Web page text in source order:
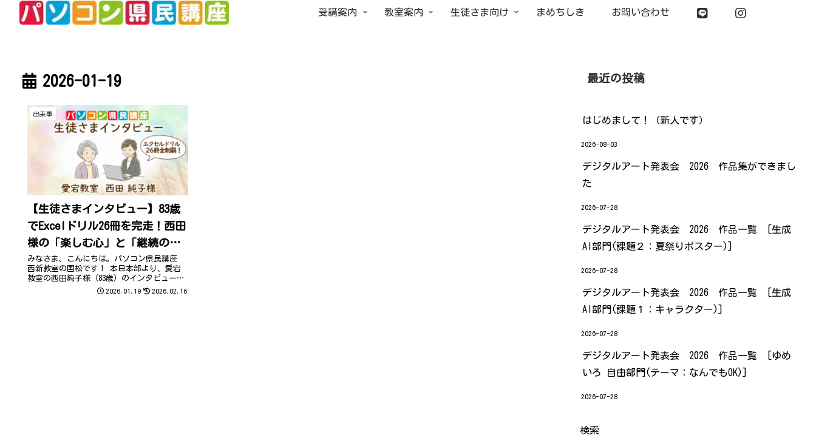
受講案内 教室案内 生徒さま向け まめちしき お問い合わせ
2026-01-19
出来事
【生徒さまインタビュー】83歳
でExcelドリル26冊を完走！西田
様の「楽しむ心」と「継続の秘
訣」愛宕教室 西田純子さま
みなさま、こんにちは。パソコン県民講座
西新教室の国松です！ 本日本部より、愛宕
教室の西田純子様（83歳）のインタビュー動
画がアップされましたのでご紹介いたしま
2026.01.19 2026.02.16
最近の投稿
はじめまして！（新人です）
2026-08-03
デジタルアート発表会 2026 作品集ができまし
た
2026-07-28
デジタルアート発表会 2026 作品一覧 [生成
AI部門(課題２：夏祭りポスター)]
2026-07-28
デジタルアート発表会 2026 作品一覧 [生成
AI部門(課題１：キャラクター)]
2026-07-28
デジタルアート発表会 2026 作品一覧 [ゆめ
いろ 自由部門(テーマ：なんでもOK)]
2026-07-28
検索